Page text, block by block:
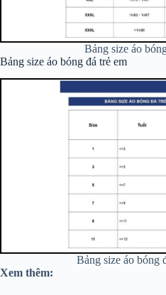
Bảng size áo
Bảng size áo bóng đá trẻ em
Bảng size áo bóng
Xem thêm: